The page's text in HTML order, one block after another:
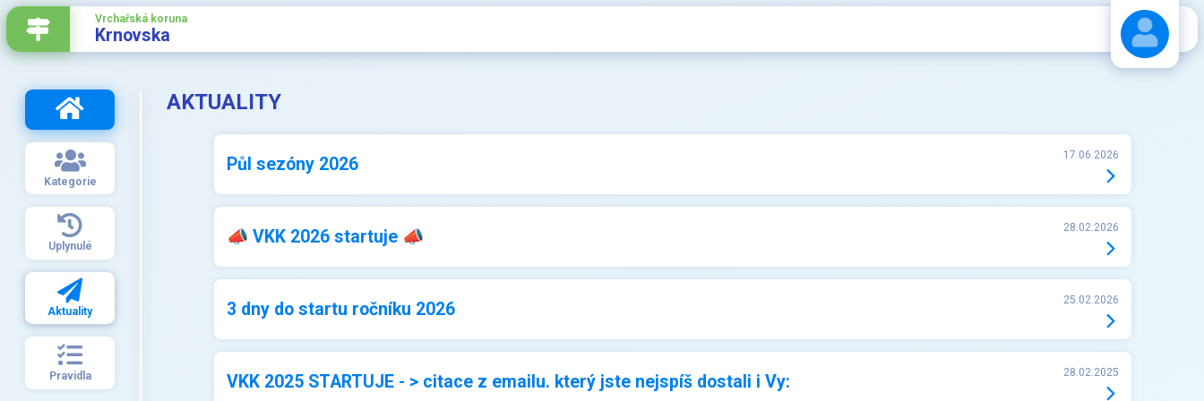
Vrchařská koruna
Krnovska
Kategorie
Uplynulé
Aktuality
Pravidla
AKTUALITY
Půl sezóny 2026 17.06.2026
📣 VKK 2026 startuje 📣 28.02.2026
3 dny do startu ročníku 2026 25.02.2026
VKK 2025 STARTUJE - > citace z emailu. který jste nejspíš dostali i Vy: 28.02.2025